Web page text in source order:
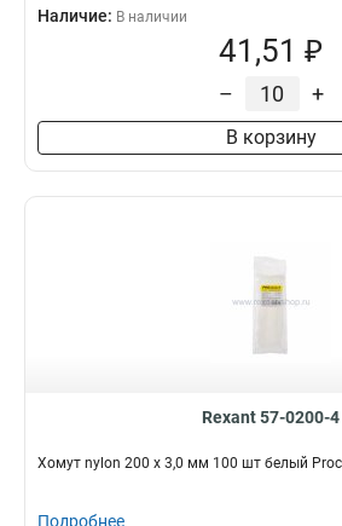
Наличие: В наличии
41,51 ₽
– +
В корзину
Rexant 57-0200-4
Хомут nylon 200 х 3,0 мм 100 шт белый
Подробнее